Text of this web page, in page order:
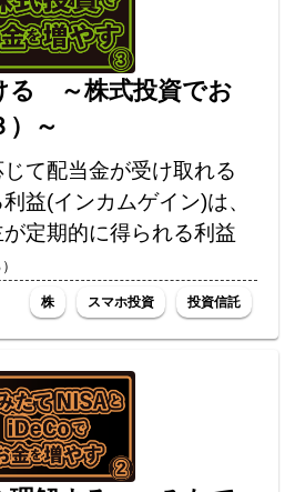
る ～株式投資でお
）～
て配当金が受け取れる
益(インカムゲイン)は、
定期的に得られる利益
株 スマホ投資 投資信託